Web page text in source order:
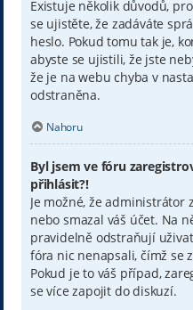
Existuje několik důvodů,
se ujistěte, že zadáváte
heslo. Pokud tomu tak je,
abyste se ujistili, že jste
že je na webu chyba v
odstraněna.
Nahoru
Byl jsem ve fóru
přihlásit?!
Je možné, že administrátor
nebo smazal váš účet. Na
pravidelně odstraňují
fóra nic nenapsali, čímž se
Pokud je to váš případ,
se více zapojit do diskuzí.